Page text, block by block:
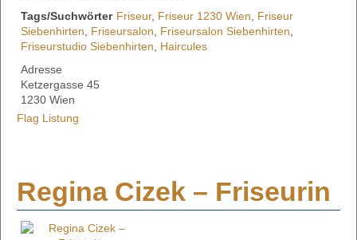
Tags/Suchwörter Friseur, Friseur 1230 Wien
Friseur
Siebenhirten
Friseursalon Friseursalon Siebenhirten
Friseurstudio Siebenhirten
Haircules
Adresse
Ketzergasse 45
1230 Wien
Flag Listung
Regina Cizek – Friseurin